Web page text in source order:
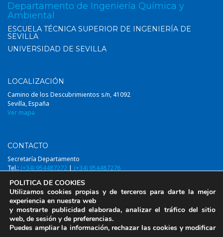
Departamento de Ingeniería Química y
Ambiental
ESCUELA TÉCNICA SUPERIOR DE INGENIERÍA DE
SEVILLA
UNIVERSIDAD DE SEVILLA
LOCALIZACIÓN
Camino de los Descubrimientos s/n, 41092
Sevilla, España
Ver mapa
CONTACTO
Secretaría Departamento
Tel.: (+34) 954487272 | (+34) 954487276
© 2014-2026, DIQAUS (Departamento Ingeniería Química y Ambiental,
Universidad de Sevilla)
POLITICA DE COOKIES
Utilizamos cookies propias y de terceros para darte la mejor
experiencia en nuestra web
y mostrarte publicidad elaborada, analizar el tráfico del sitio
web, de sesión y de preferencias.
Puedes ampliar la información, rechazar las cookies y modificar